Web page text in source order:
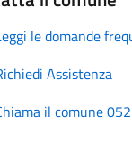
le domande
Assistenza
il comune